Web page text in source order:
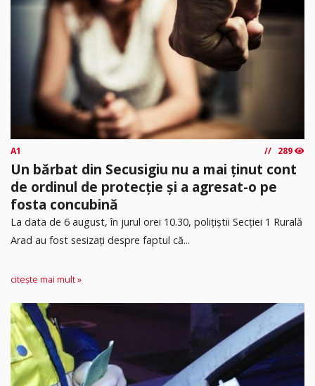
A1 289
Un bărbat din Secusigiu nu a mai ținut cont
de ordinul de protecție și a agresat-o pe
fosta concubină
​La data de 6 august, în jurul orei 10.30, polițiștii Secției 1 Rurală
Arad au fost sesizați despre faptul că...
citește mai mult »